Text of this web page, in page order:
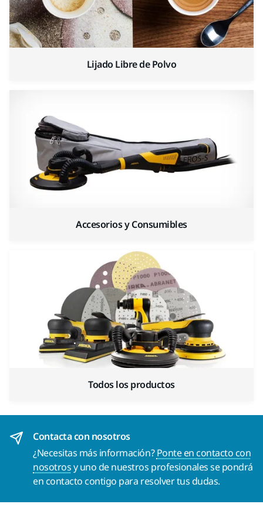
Lijado Libre de Polvo
Accesorios y Consumibles
Todos los productos
Contacta con nosotros
¿Necesitas más información?Ponte en contacto con
nosotrosy uno de nuestros profesionales se pondrá
en contacto contigo para resolver tus dudas.